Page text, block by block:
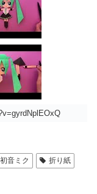
初音ミク 折り紙